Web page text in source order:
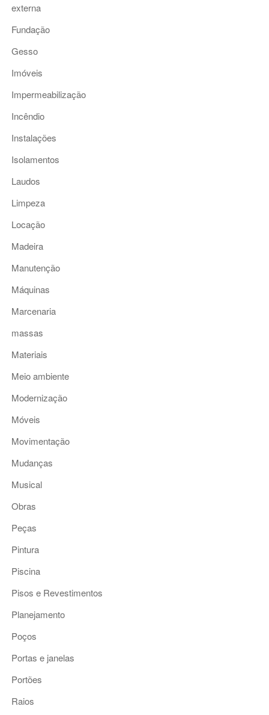
externa
Fundação
Gesso
Imóveis
Impermeabilização
Incêndio
Instalações
Isolamentos
Laudos
Limpeza
Locação
Madeira
Manutenção
Máquinas
Marcenaria
massas
Materiais
Meio ambiente
Modernização
Móveis
Movimentação
Mudanças
Musical
Obras
Peças
Pintura
Piscina
Pisos e Revestimentos
Planejamento
Poços
Portas e janelas
Portões
Raios